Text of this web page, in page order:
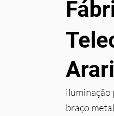
Arari
iluminação
braço